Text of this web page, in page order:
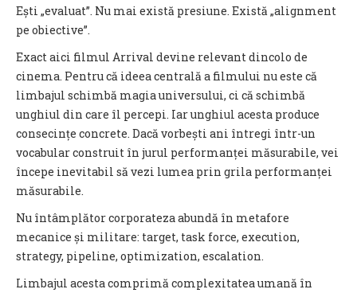
Ești „evaluat”. Nu mai există presiune. Există „alignment
pe obiective”.
Exact aici filmul Arrival devine relevant dincolo de
cinema. Pentru că ideea centrală a filmului nu este că
limbajul schimbă magia universului, ci că schimbă
unghiul din care îl percepi. Iar unghiul acesta produce
consecințe concrete. Dacă vorbești ani întregi într-un
vocabular construit în jurul performanței măsurabile, vei
începe inevitabil să vezi lumea prin grila performanței
măsurabile.
Nu întâmplător corporateza abundă în metafore
mecanice și militare: target, task force, execution,
strategy, pipeline, optimization, escalation.
Limbajul acesta comprimă complexitatea umană în